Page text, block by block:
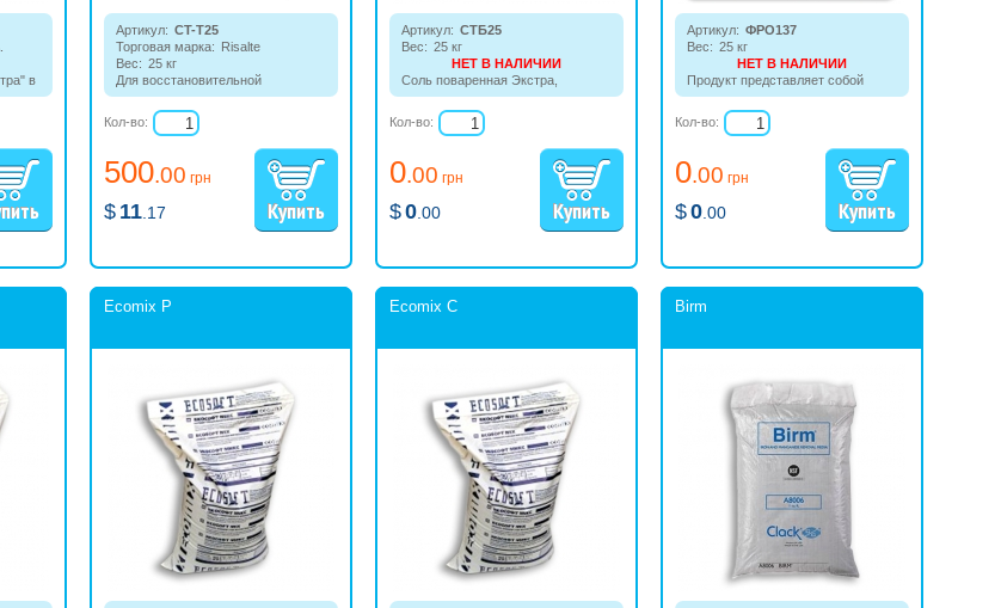
в
Артикул: CT-T25
Торговая марка: Risalte
Вес: 25 кг
Для восстановительной
регенерации засыпки системы
очищения воды.
500.00 грн
$ 11 .17
Кол-во:
Артикул: СТБ25
Вес: 25 кг
НЕТ В НАЛИЧИИ
Соль поваренная Экстра,
спрессованная в таблетки.
0.00 грн
$0 .00
Кол-во:
Артикул: ФРО137
Вес: 25 кг
НЕТ В НАЛИЧИИ
Продукт представляет собой
спрессованную в таблетки
поваренную пищевую соль (NaCl)
сорта «Экстра» без добавления
йода и ферроционида калия
(антислеживающей добавки).
Таблетки белого цвета, без
0.00 грн
$0 .00
Кол-во:
Ecomix P Ecomix C Birm